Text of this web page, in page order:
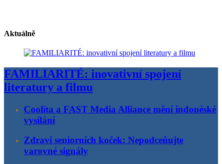
Aktuálně
FAMILIARITÉ: inovativní spojení
literatury a filmu
Coolita a FAST Media Alliance mění indonéské
vysílání
Zdraví seniorních koček: Nepodceňujte
varovné signály